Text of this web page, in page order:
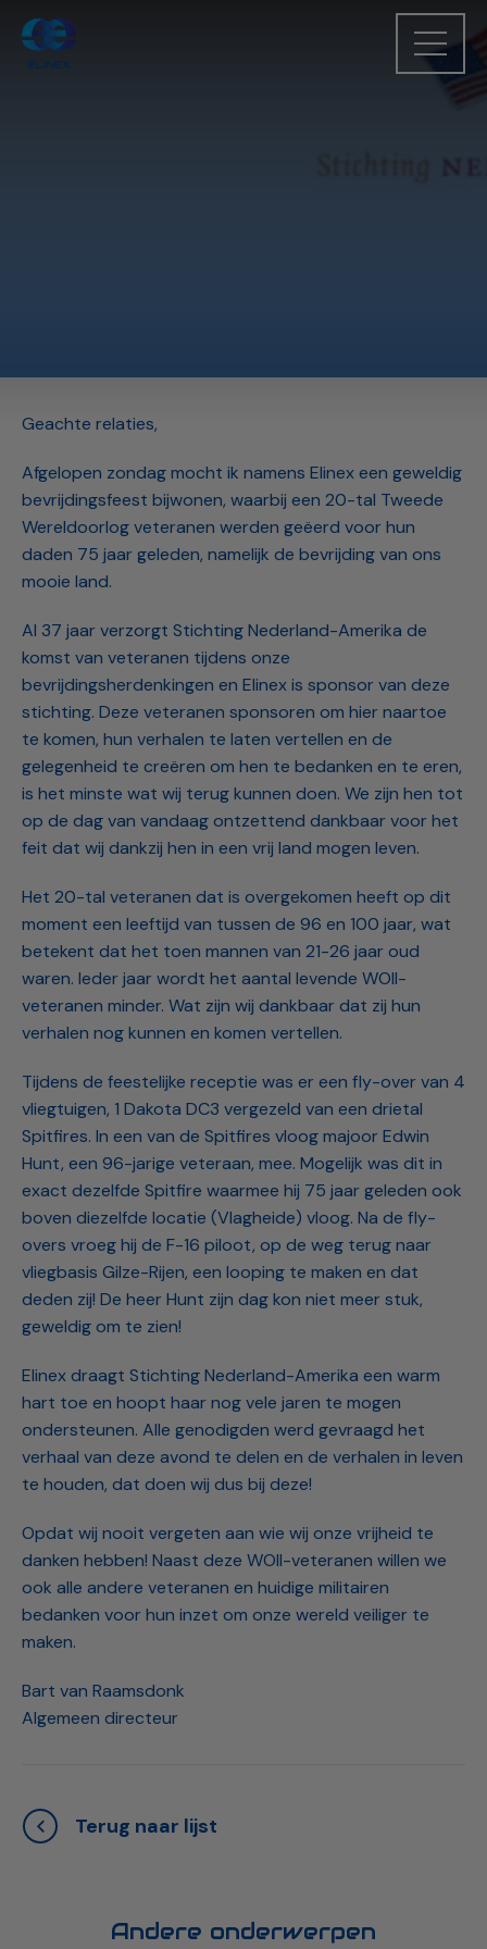
Geachte relaties,
Afgelopen zondag mocht ik namens Elinex een geweldig
bevrijdingsfeest bijwonen, waarbij een 20-tal Tweede
Wereldoorlog veteranen werden geëerd voor hun
daden 75 jaar geleden, namelijk de bevrijding van ons
mooie land.
Al 37 jaar verzorgt Stichting Nederland-Amerika de
komst van veteranen tijdens onze
bevrijdingsherdenkingen en Elinex is sponsor van deze
stichting. Deze veteranen sponsoren om hier naartoe
te komen, hun verhalen te laten vertellen en de
gelegenheid te creëren om hen te bedanken en te eren,
is het minste wat wij terug kunnen doen. We zijn hen tot
op de dag van vandaag ontzettend dankbaar voor het
feit dat wij dankzij hen in een vrij land mogen leven.
Het 20-tal veteranen dat is overgekomen heeft op dit
moment een leeftijd van tussen de 96 en 100 jaar, wat
betekent dat het toen mannen van 21-26 jaar oud
waren. Ieder jaar wordt het aantal levende WOII-
veteranen minder. Wat zijn wij dankbaar dat zij hun
verhalen nog kunnen en komen vertellen.
Tijdens de feestelijke receptie was er een fly-over van 4
vliegtuigen, 1 Dakota DC3 vergezeld van een drietal
Spitfires. In een van de Spitfires vloog majoor Edwin
Hunt, een 96-jarige veteraan, mee. Mogelijk was dit in
exact dezelfde Spitfire waarmee hij 75 jaar geleden ook
boven diezelfde locatie (Vlagheide) vloog. Na de fly-
overs vroeg hij de F-16 piloot, op de weg terug naar
vliegbasis Gilze-Rijen, een looping te maken en dat
deden zij! De heer Hunt zijn dag kon niet meer stuk,
geweldig om te zien!
Elinex draagt Stichting Nederland-Amerika een warm
hart toe en hoopt haar nog vele jaren te mogen
ondersteunen. Alle genodigden werd gevraagd het
verhaal van deze avond te delen en de verhalen in leven
te houden, dat doen wij dus bij deze!
Opdat wij nooit vergeten aan wie wij onze vrijheid te
danken hebben! Naast deze WOII-veteranen willen we
ook alle andere veteranen en huidige militairen
bedanken voor hun inzet om onze wereld veiliger te
maken.
Bart van Raamsdonk
Algemeen directeur
Terug naar lijst
Andere onderwerpen